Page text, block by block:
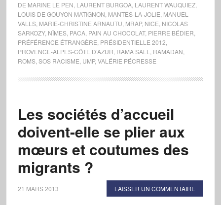
DE MARINE LE PEN LAURENT BURGOA, LAURENT WAUQUIEZ,
LOUIS DE GOUYON MATIGNON MANTES-LA-JOLIE MANUEL
VALLS, MARIE-CHRISTINE ARNAUTU MRAP, NICE NICOLAS
SARKOZY, NÎMES, PACA, PAIN AU CHOCOLAT, PIERRE BÉDIER
PRÉFÉRENCE ÉTRANGÈRE PRÉSIDENTIELLE 2012
PROVENCE-ALPES-CÔTE D’AZUR RAMA SALL RAMADAN
ROMS, SOS RACISME UMP, VALÉRIE PÉCRESSE
Les sociétés d’accueil
doivent-elle se plier aux
mœurs et coutumes des
migrants ?
21 MARS 2013 LAISSER UN COMMENTAIRE